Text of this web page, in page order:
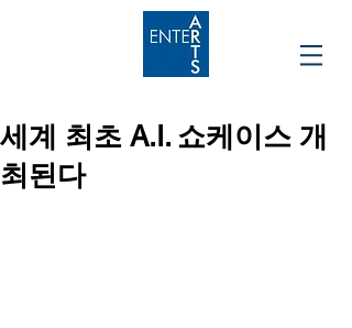
세계 최초 A.I. 쇼케이스 개
최된다